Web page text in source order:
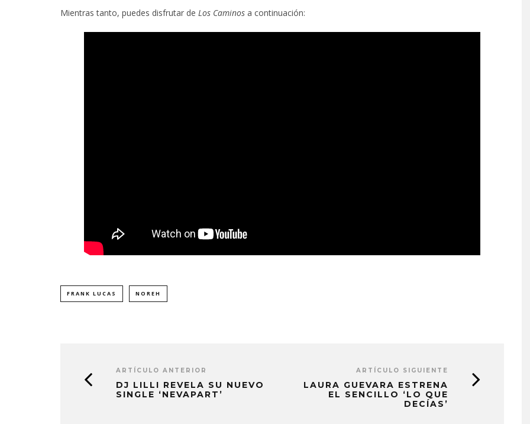
Mientras tanto, puedes disfrutar de Los Caminos a continuación:
FRANK LUCAS NOREH
ARTÍCULO ANTERIOR
DJ LILLI REVELA SU NUEVO
SINGLE ‘NEVAPART’
ARTÍCULO SIGUIENTE
LAURA GUEVARA ESTRENA
EL SENCILLO ‘LO QUE
DECÍAS’